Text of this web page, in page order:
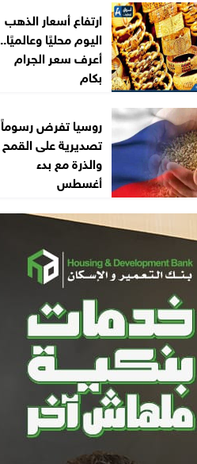
ارتفاع أسعار الذهب
اليوم محليًا وعالميًا..
أعرف سعر الجرام
بكام
روسيا تفرض رسوماً
تصديرية على القمح
والذرة مع بدء
أغسطس